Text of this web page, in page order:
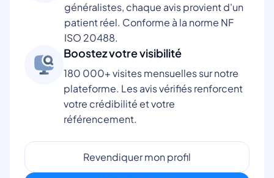
généralistes, chaque avis provient d'un
patient réel. Conforme à la norme NF
ISO 20488.
Boostez votre visibilité
180 000+ visites mensuelles sur notre
plateforme. Les avis vérifiés renforcent
votre crédibilité et votre
référencement.
Revendiquer mon profil